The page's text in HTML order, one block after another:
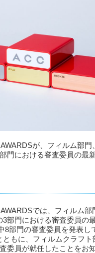
が、フィルム部
門における審査委員の最
では、フィルム
部門における審査委員の
8部門の審査委員を発表し
もに、フィルムクラフ
委員が就任したことをお